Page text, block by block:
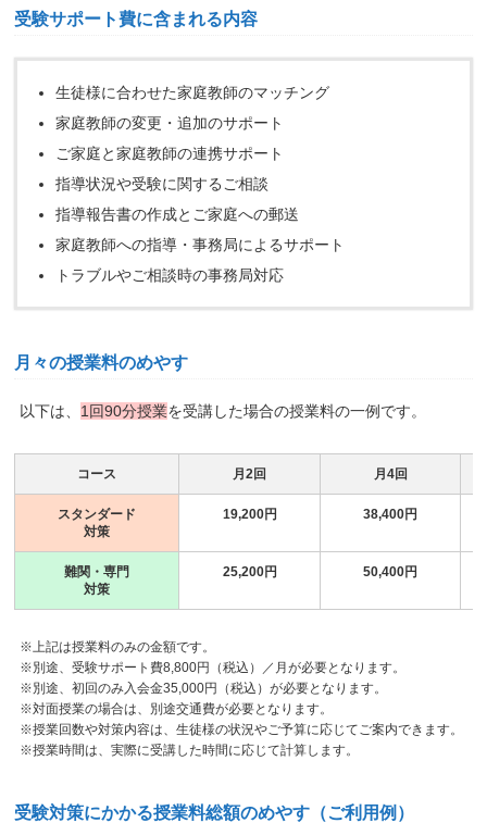
受験サポート費に含まれる内容
生徒様に合わせた家庭教師のマッチング
家庭教師の変更・追加のサポート
ご家庭と家庭教師の連携サポート
指導状況や受験に関するご相談
指導報告書の作成とご家庭への郵送
家庭教師への指導・事務局によるサポート
トラブルやご相談時の事務局対応
月々の授業料のめやす
以下は、 1回90分授業を受講した場合の授業料の一例です。
コース 月2回 月4回
スタンダード
対策
19,200円 38,400円
難関・専門
対策
25,200円 50,400円
※上記は授業料のみの金額です。
※別途、受験サポート費8,800円（税込）／月が必要となります。
※別途、初回のみ入会金35,000円（税込）が必要となります。
※対面授業の場合は、別途交通費が必要となります。
※授業回数や対策内容は、生徒様の状況やご予算に応じてご案内できます。
※授業時間は、実際に受講した時間に応じて計算します。
受験対策にかかる授業料総額のめやす（ご利用例）